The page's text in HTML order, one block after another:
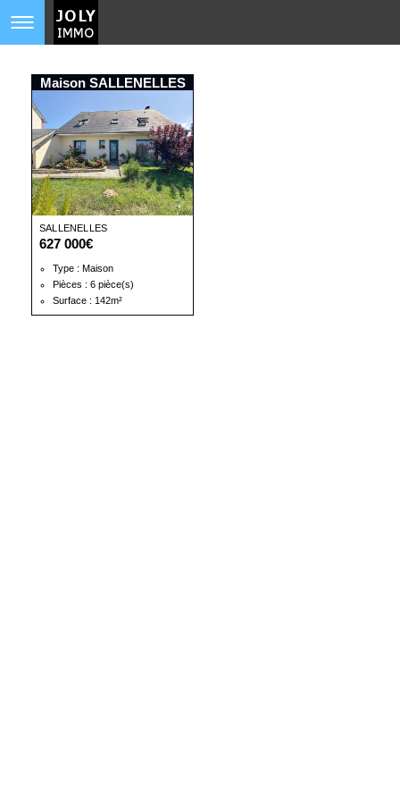
Maison SALLENELLES
SALLENELLES
627 000€
Type : Maison
Pièces : 6 pièce(s)
Surface : 142m²